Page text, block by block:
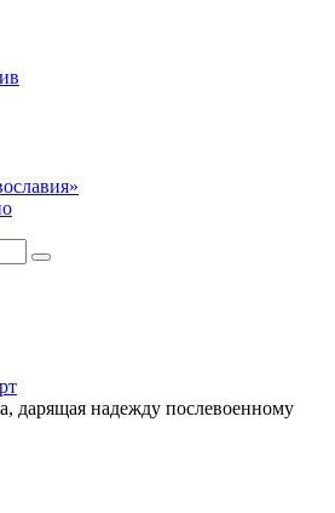
дарящая надежду послевоенному